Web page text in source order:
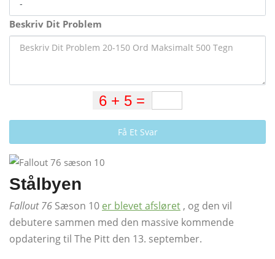
Beskriv Dit Problem
Få Et Svar
Stålbyen
Fallout 76 Sæson 10 er blevet afsløret , og den vil
debutere sammen med den massive kommende
opdatering til The Pitt den 13. september.